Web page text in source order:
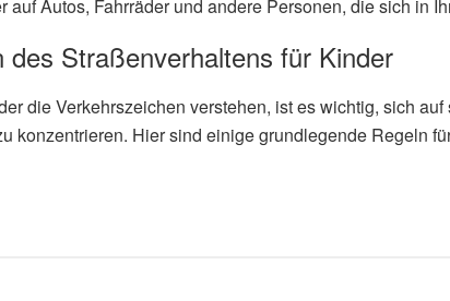
auf Autos, Fahrräder und andere Personen, die sich in
des Straßenverhaltens für Kinder
die Verkehrszeichen verstehen, ist es wichtig, sich
konzentrieren. Hier sind einige grundlegende Regeln